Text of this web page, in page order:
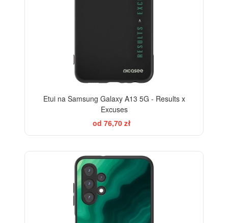
Etui na Samsung Galaxy A13 5G - Results x
Excuses
od 76,70 zł